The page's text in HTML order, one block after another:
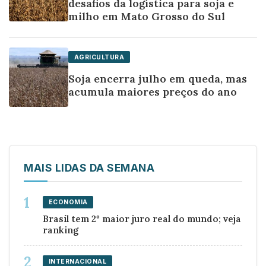
desafios da logística para soja e
milho em Mato Grosso do Sul
AGRICULTURA
Soja encerra julho em queda, mas
acumula maiores preços do ano
MAIS LIDAS DA SEMANA
ECONOMIA
Brasil tem 2º maior juro real do mundo; veja
ranking
INTERNACIONAL